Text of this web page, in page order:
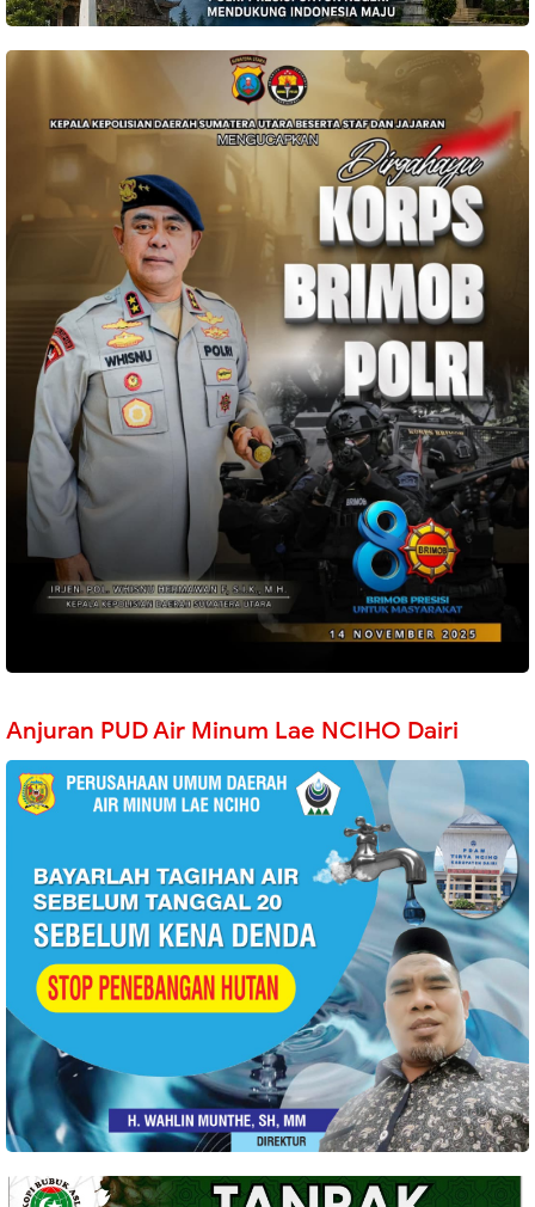
Anjuran PUD Air Minum Lae NCIHO Dairi